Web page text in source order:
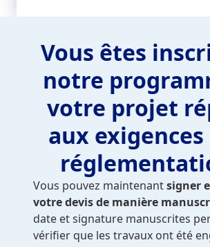
Vous êtes
notre
votre projet
aux exigences
Vous pouvez maintenantsigner
votre devis de manière
date et signature manuscrites
vérifier que les travaux ont été